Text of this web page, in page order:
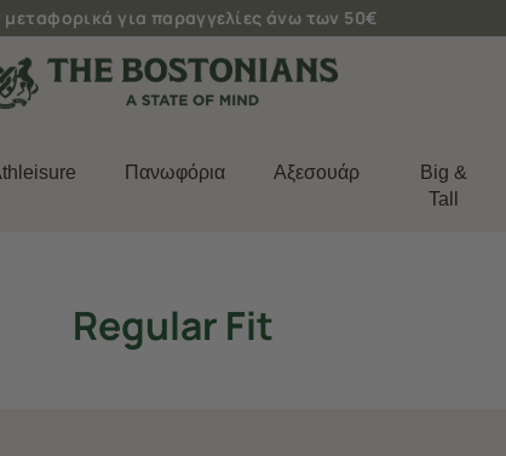
για παραγγελίες άνω των 50€
Πανωφόρια Aξεσουάρ
Big &
Tall
Regular Fit